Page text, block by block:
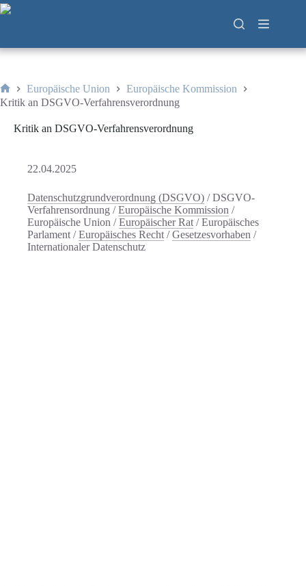
Zum
Inhalt
Start
Europäische Union
Europäische Kommission
Kritik an DSGVO-Verfahrensverordnung
Kritik an DSGVO-Verfahrensverordnung
22.04.2025
Datenschutzgrundverordnung (DSGVO) /DSGVO-
Verfahrensordnung /Europäische Kommission /
Europäische Union /Europäischer Rat /Europäisches
Parlament /Europäisches Recht /Gesetzesvorhaben /
Internationaler Datenschutz